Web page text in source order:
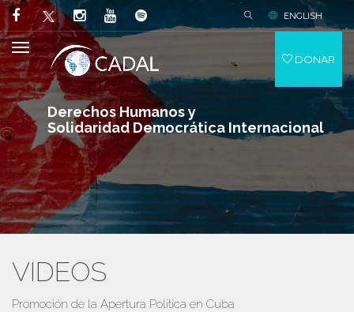
Derechos Humanos y
Solidaridad Democrática Internacional
ENGLISH
DONAR
VIDEOS
Promoción de la Apertura Política en Cuba